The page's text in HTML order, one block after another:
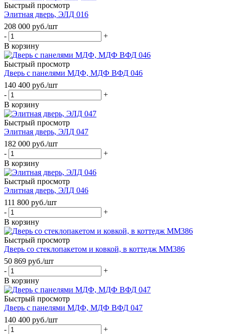
Быстрый просмотр
Элитная дверь, ЭЛД 016
208 000 руб./шт
-
+
В корзину
Быстрый просмотр
Дверь с панелями МДФ, МДФ ВФД 046
140 400 руб./шт
-
+
В корзину
Быстрый просмотр
Элитная дверь, ЭЛД 047
182 000 руб./шт
-
+
В корзину
Быстрый просмотр
Элитная дверь, ЭЛД 046
111 800 руб./шт
-
+
В корзину
Быстрый просмотр
Дверь со стеклопакетом и ковкой, в коттедж ММ386
50 869 руб./шт
-
+
В корзину
Быстрый просмотр
Дверь с панелями МДФ, МДФ ВФД 047
140 400 руб./шт
-
+